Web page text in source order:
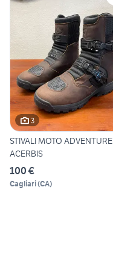
3
STIVALI MOTO ADVENTURE
ACERBIS
100 €
Cagliari(CA)